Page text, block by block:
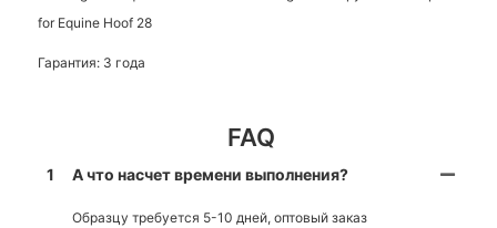
Гарантия: 3 года
FAQ
1 А что насчет времени выполнения?
Образцу требуется 5-10 дней, оптовый заказ